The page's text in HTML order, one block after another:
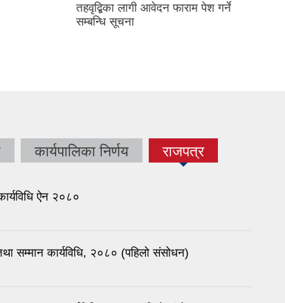
तहवृद्बिका लागी आवेदन फाराम पेश गर्ने
सम्बन्धि सूचना
कार्यपालिका निर्णय राजपत्र
(active
ऐन २०८०
सम्मान कार्यविधि, २०८० (पहिलो संसोधन)